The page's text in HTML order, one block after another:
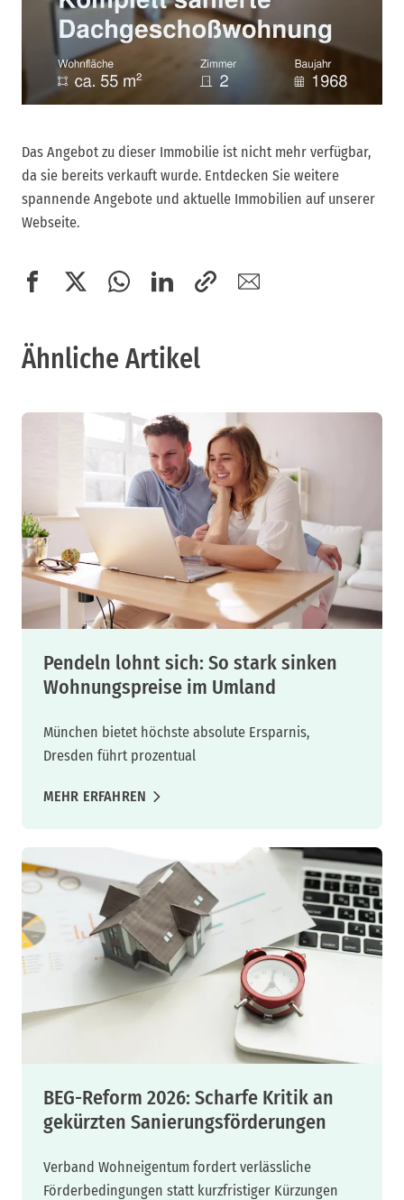
Das Angebot zu dieser Immobilie ist nicht mehr verfügbar,
da sie bereits verkauft wurde. Entdecken Sie weitere
spannende Angebote und aktuelle Immobilien auf unserer
Webseite.
Ähnliche Artikel
Pendeln lohnt sich: So stark sinken
Wohnungspreise im Umland
München bietet höchste absolute Ersparnis,
Dresden führt prozentual
MEHR ERFAHREN
BEG-Reform 2026: Scharfe Kritik an
gekürzten Sanierungsförderungen
Verband Wohneigentum fordert verlässliche
Förderbedingungen statt kurzfristiger Kürzungen